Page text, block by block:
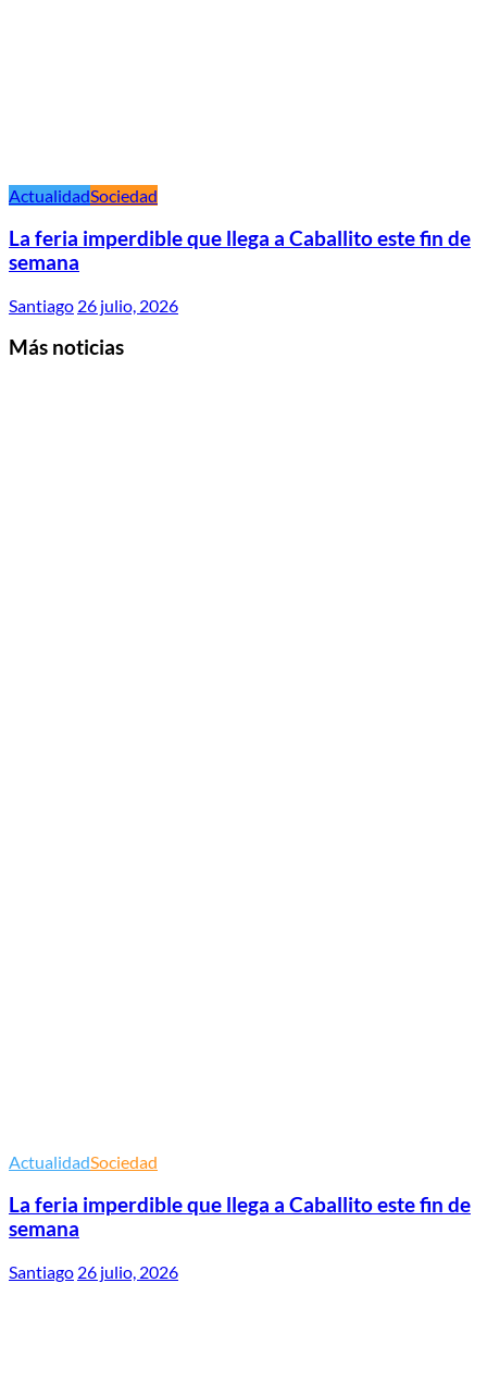
ActualidadSociedad
La feria imperdible que llega a Caballito este fin de
semana
Santiago 26 julio, 2026
Más noticias
ActualidadSociedad
La feria imperdible que llega a Caballito este fin de
semana
Santiago 26 julio, 2026